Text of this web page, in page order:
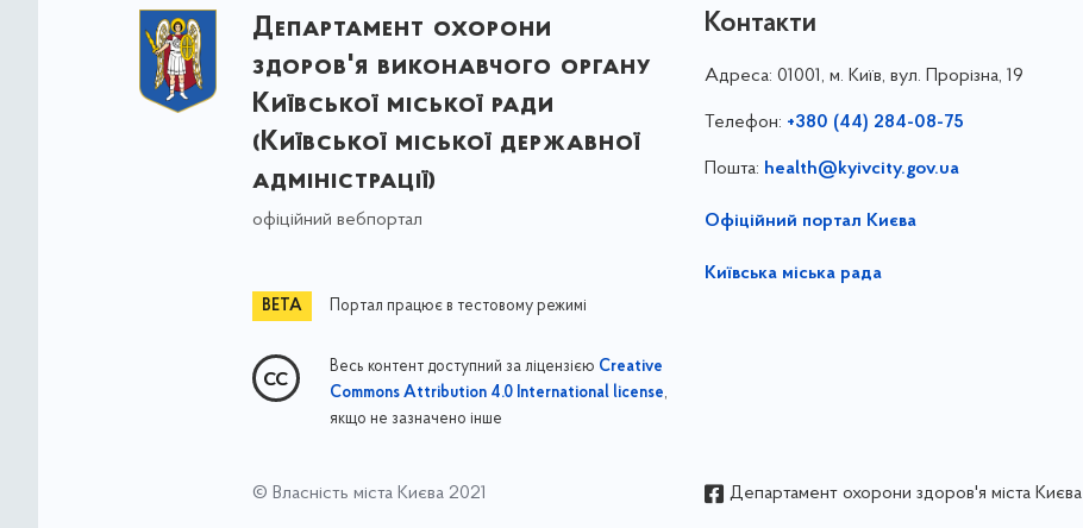
Департамент охорони
здоров'я виконавчого органу
Київської міської ради
(Київської міської державної
адміністрації)
офіційний вебпортал
Портал працює в тестовому режимі
Весь контент доступний за ліцензією Creative
Commons Attribution 4.0 International license,
якщо не зазначено інше
Контакти
Адреса: 01001, м. Київ, вул. Прорізна, 19
Телефон: +380 (44) 284-08-75
Пошта: health@kyivcity.gov.ua
Офіційний портал Києва
Київська міська рада
© Власність міста Києва 2021 Департамент охорони здоров'я міста Києва